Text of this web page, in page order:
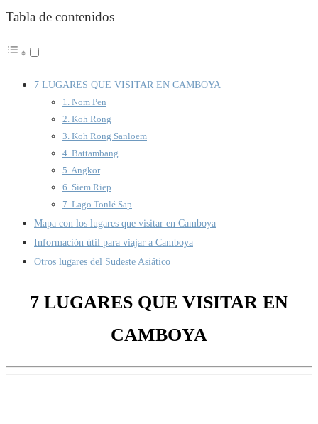
Tabla de contenidos
7 LUGARES QUE VISITAR EN CAMBOYA
1. Nom Pen
2. Koh Rong
3. Koh Rong Sanloem
4. Battambang
5. Angkor
6. Siem Riep
7. Lago Tonlé Sap
Mapa con los lugares que visitar en Camboya
Información útil para viajar a Camboya
Otros lugares del Sudeste Asiático
7 LUGARES QUE VISITAR EN
CAMBOYA